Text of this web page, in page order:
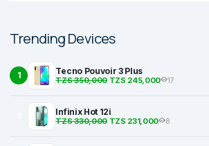
Trending Devices
1 Tecno Pouvoir 3 Plus
TZS 350,000TZS 245,000 17
Infinix Hot 12i
TZS 330,000TZS 231,000 8